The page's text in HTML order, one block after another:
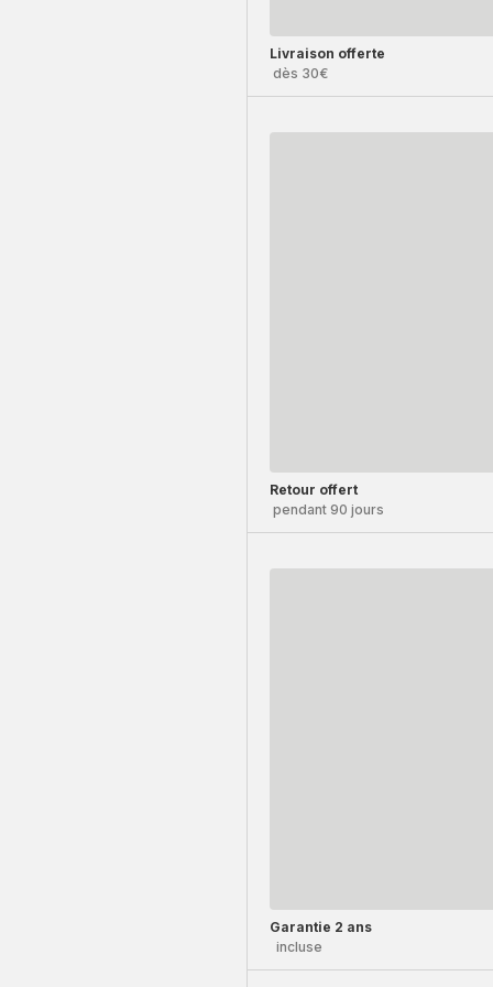
Livraison offerte
dès 30€
Retour offert
pendant 90 jours
Garantie 2 ans
incluse